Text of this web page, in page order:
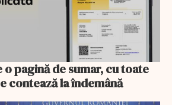
o pagină de sumar, cu toate
contează la îndemână